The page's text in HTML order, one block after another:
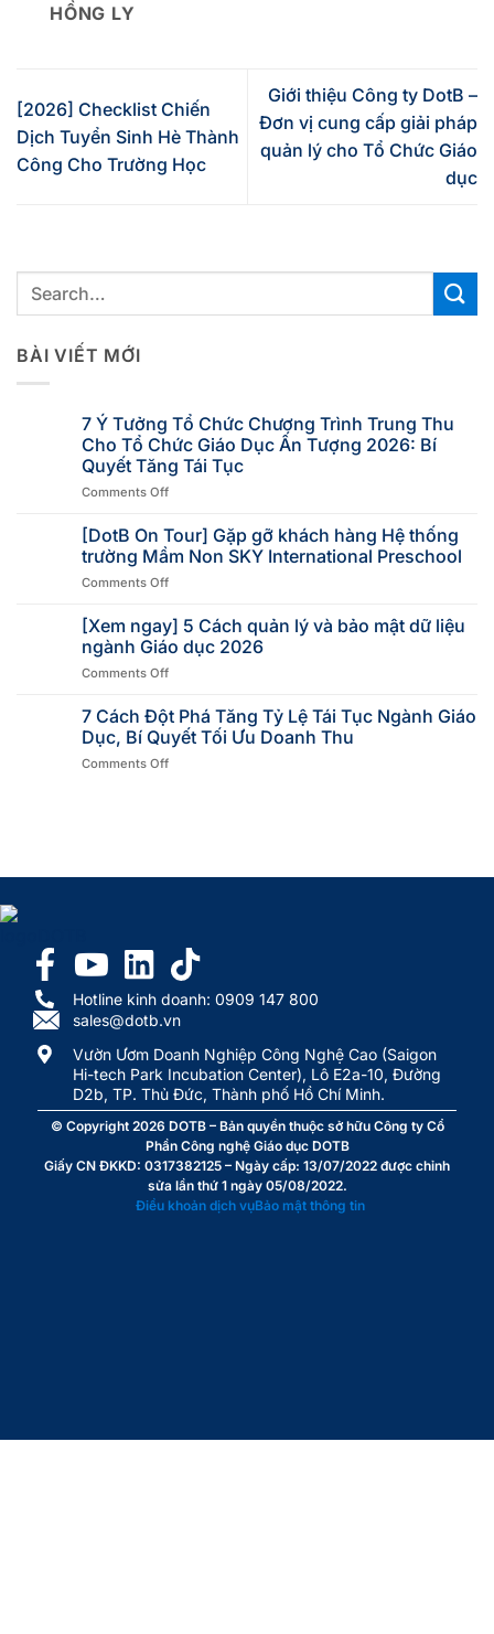
HỒNG LY
[2026] Checklist Chiến
Dịch Tuyển Sinh Hè Thành
Công Cho Trường Học
Giới thiệu Công ty DotB –
Đơn vị cung cấp giải pháp
quản lý cho Tổ Chức Giáo
dục
BÀI VIẾT MỚI
7 Ý Tưởng Tổ Chức Chương Trình Trung Thu
Cho Tổ Chức Giáo Dục Ấn Tượng 2026: Bí
Quyết Tăng Tái Tục
Comments Off
[DotB On Tour] Gặp gỡ khách hàng Hệ thống
trường Mầm Non SKY International Preschool
Comments Off
[Xem ngay] 5 Cách quản lý và bảo mật dữ liệu
ngành Giáo dục 2026
Comments Off
7 Cách Đột Phá Tăng Tỷ Lệ Tái Tục Ngành Giáo
Dục, Bí Quyết Tối Ưu Doanh Thu
Comments Off
Hotline kinh doanh: 0909 147 800
sales@dotb.vn
Vườn Ươm Doanh Nghiệp Công Nghệ Cao (Saigon
Hi-tech Park Incubation Center), Lô E2a-10, Đường
D2b, TP. Thủ Đức, Thành phố Hồ Chí Minh.
© Copyright 2026 DOTB– Bản quyền thuộc sở hữu Công ty Cổ
Phần Công nghệ Giáo dục DOTB
Giấy CN ĐKKD: 0317382125 – Ngày cấp: 13/07/2022 được chỉnh
sửa lần thứ 1 ngày 05/08/2022.
Điều khoản dịch vụBảo mật thông tin